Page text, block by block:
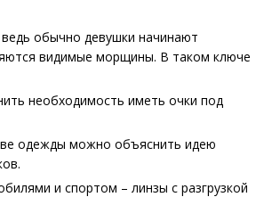
обычно девушки начинают
видимые морщины. В таком ключе
необходимость иметь очки под
одежды можно объяснить идею
и спортом – линзы с разгрузкой